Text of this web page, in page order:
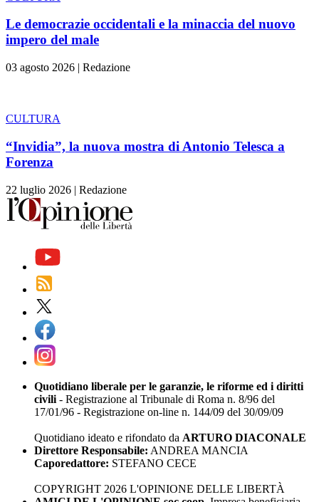
Le democrazie occidentali e la minaccia del nuovo
impero del male
03 agosto 2026 | Redazione
CULTURA
“Invidia”, la nuova mostra di Antonio Telesca a
Forenza
22 luglio 2026 | Redazione
Quotidiano liberale per le garanzie, le riforme ed i diritti
civili - Registrazione al Tribunale di Roma n. 8/96 del
17/01/96 - Registrazione on-line n. 144/09 del 30/09/09
Quotidiano ideato e rifondato da ARTURO DIACONALE
Direttore Responsabile: ANDREA MANCIA
Caporedattore: STEFANO CECE
COPYRIGHT 2026 L'OPINIONE DELLE LIBERTÀ